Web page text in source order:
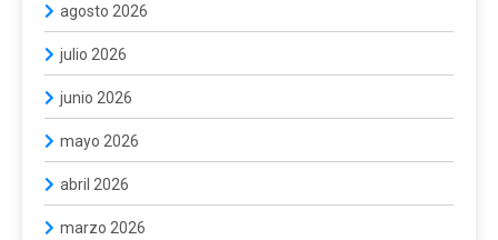
agosto 2026
julio 2026
junio 2026
mayo 2026
abril 2026
marzo 2026